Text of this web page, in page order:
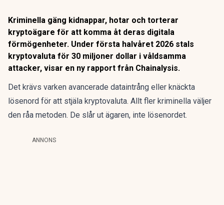
Kriminella gäng kidnappar, hotar och torterar
kryptoägare för att komma åt deras digitala
förmögenheter. Under första halvåret 2026 stals
kryptovaluta för 30 miljoner dollar i våldsamma
attacker, visar en ny rapport från Chainalysis.
Det krävs varken avancerade dataintrång eller knäckta
lösenord för att stjäla kryptovaluta. Allt fler kriminella väljer
den råa metoden. De slår ut ägaren, inte lösenordet.
ANNONS